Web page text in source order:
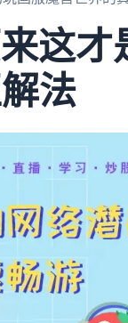
这才
法